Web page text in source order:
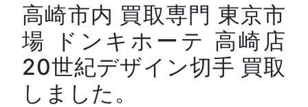
高崎市内 買取専門 東京市
場 ドンキホーテ 高崎店
20世紀デザイン切手 買取
しました。